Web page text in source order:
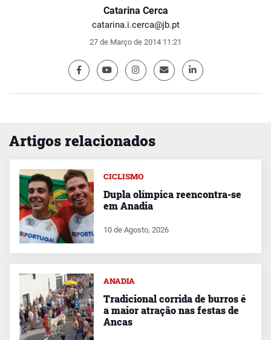
Catarina Cerca
catarina.i.cerca@jb.pt
27 de Março de 2014 11:21
Artigos relacionados
CICLISMO
Dupla olímpica reencontra-se
em Anadia
10 de Agosto, 2026
ANADIA
Tradicional corrida de burros é
a maior atração nas festas de
Ancas